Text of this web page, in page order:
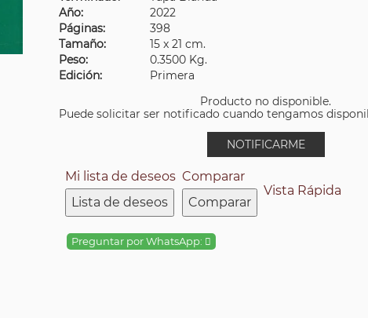
Año:
2022
Páginas:
398
Tamaño:
15 x 21 cm.
Peso:
0.3500 Kg.
Edición:
Primera
Producto no disponible.
Puede solicitar ser notificado cuando tengamos
NOTIFICARME
Mi lista de deseos
Lista de deseos
Comparar
Comparar
Vista Rápida
Preguntar por WhatsApp: